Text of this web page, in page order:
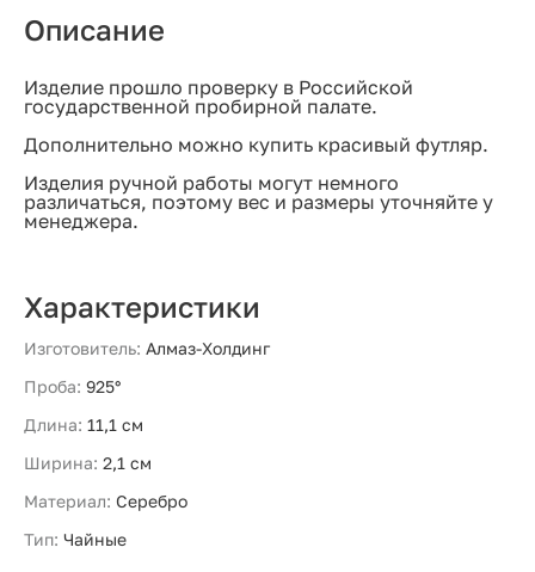
Описание
Изделие прошло проверку в Российской
государственной пробирной палате.
Дополнительно можно купить красивый футляр.
Изделия ручной работы могут немного
различаться, поэтому вес и размеры уточняйте у
менеджера.
Характеристики
Изготовитель: Алмаз-Холдинг
Проба: 925°
Длина: 11,1 см
Ширина: 2,1 см
Материал: Серебро
Тип: Чайные